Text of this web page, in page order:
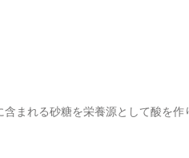
含まれる砂糖を栄養源として酸を